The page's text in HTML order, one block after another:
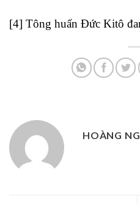
[4] Tông huấn Đức Kitô
HOÀNG